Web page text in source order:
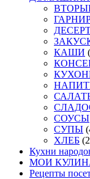
КАШИ
СОУСЫ
СУПЫ
ХЛЕБ
Кухни
МОИ
Рецепты